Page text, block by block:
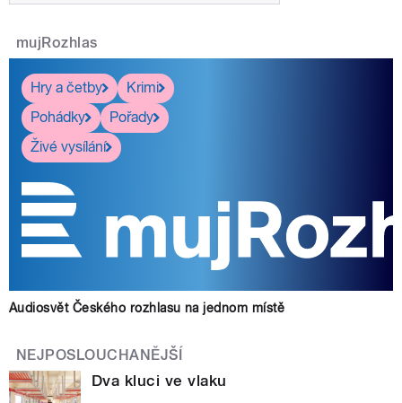
pause
mujRozhlas
Hry a četby
Krimi
Pohádky
Pořady
Živé vysílání
Audiosvět Českého rozhlasu na jednom místě
NEJPOSLOUCHANĚJŠÍ
Dva kluci ve vlaku